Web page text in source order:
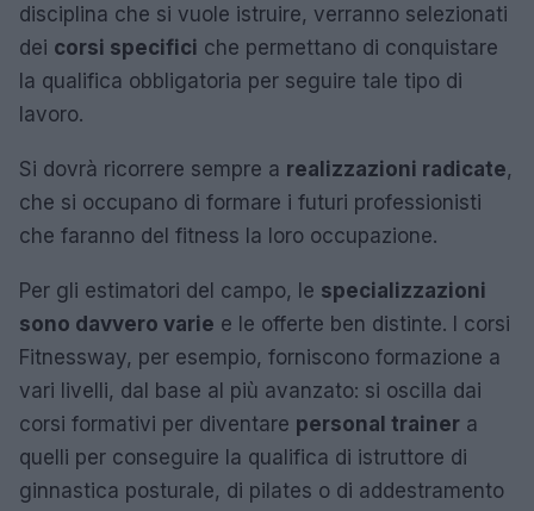
disciplina che si vuole istruire, verranno selezionati
dei corsi specifici che permettano di conquistare
la qualifica obbligatoria per seguire tale tipo di
lavoro.
Si dovrà ricorrere sempre a realizzazioni radicate,
che si occupano di formare i futuri professionisti
che faranno del fitness la loro occupazione.
Per gli estimatori del campo, le specializzazioni
sono davvero varie e le offerte ben distinte. I corsi
Fitnessway, per esempio, forniscono formazione a
vari livelli, dal base al più avanzato: si oscilla dai
corsi formativi per diventare personal trainer a
quelli per conseguire la qualifica di istruttore di
ginnastica posturale, di pilates o di addestramento